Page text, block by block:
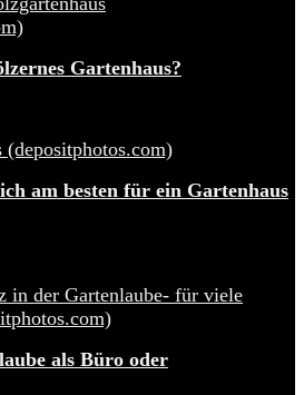
Gartenhaus?
am besten für ein Gartenhaus
als Büro oder